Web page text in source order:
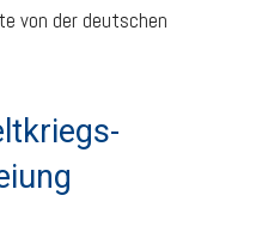
von der deutschen